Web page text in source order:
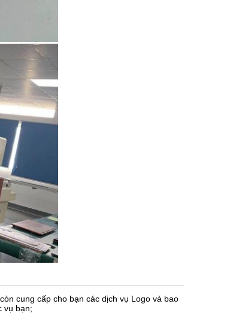
cung cấp cho bạn các dịch vụ Logo và bao
vụ bạn;